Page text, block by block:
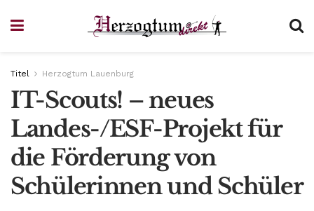
Titel Herzogtum Lauenburg
IT-Scouts! – neues
Landes-/ESF-Projekt für
die Förderung von
Schülerinnen und Schüler